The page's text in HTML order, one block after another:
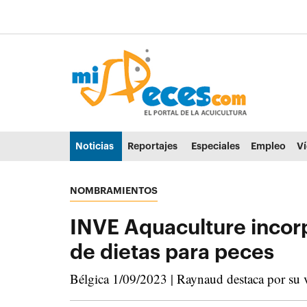
Ir al menú principal (alt + u)
Noticias Reportajes Especiales Empleo
NOMBRAMIENTOS
INVE Aquaculture
de dietas para peces
Bélgica 1/09/2023 | Raynaud destaca por su